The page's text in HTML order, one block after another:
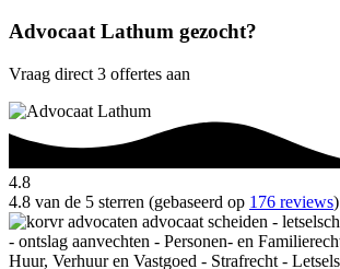
Advocaat Lathum gezocht?
Vraag direct 3 offertes aan
4.8
4.8 van de 5 sterren (gebaseerd op 176 reviews)